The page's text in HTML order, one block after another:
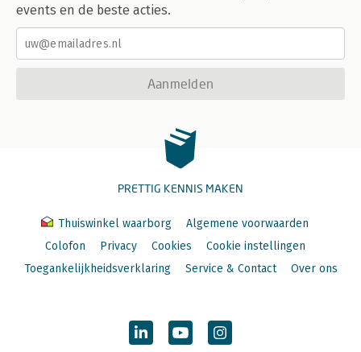
events en de beste acties.
Aanmelden
PRETTIG KENNIS MAKEN
Thuiswinkel waarborg
Algemene voorwaarden
Colofon
Privacy Cookies
Cookie instellingen
Toegankelijkheidsverklaring
Service & Contact Over ons